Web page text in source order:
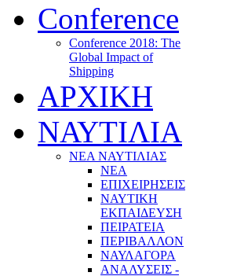
Conference
Conference 2018: The
Global Impact of
Shipping
ΑΡΧΙΚΗ
ΝΑΥΤΙΛΙΑ
ΝΕΑ ΝΑΥΤΙΛΙΑΣ
ΝΕΑ
ΕΠΙΧΕΙΡΗΣΕΙΣ
ΝΑΥΤΙΚΗ
ΕΚΠΑΙΔΕΥΣΗ
ΠΕΙΡΑΤΕΙΑ
ΠΕΡΙΒΑΛΛΟΝ
ΝΑΥΛΑΓΟΡΑ
ΑΝΑΛΥΣΕΙΣ -